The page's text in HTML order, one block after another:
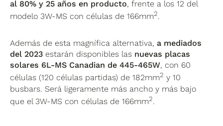
al 80% y 25 años en producto, frente a los 12 del
modelo 3W-MS con células de 166mm2.
Además de esta magnífica alternativa, a mediados
del 2023 estarán disponibles las nuevas placas
solares 6L-MS Canadian de 445-465W, con 60
células (120 células partidas) de 182mm2 y 10
busbars. Será ligeramente más ancho y más bajo
que el 3W-MS con células de 166mm2.